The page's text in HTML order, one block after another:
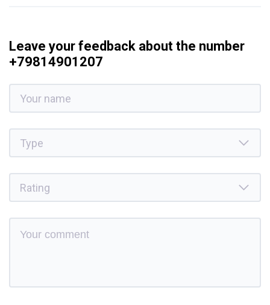
Leave your feedback about the number
+79814901207